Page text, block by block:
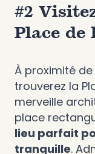
#2
Place
À proximité
trouverez la
merveille
place
lieu parfait
tranquille.